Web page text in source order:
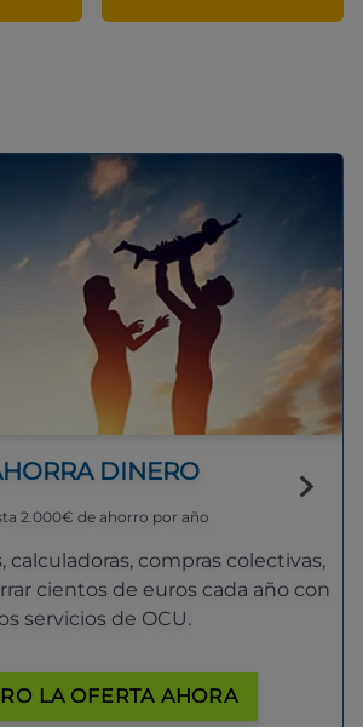
DINERO
2.000€ de ahorro por año
calculadoras, compras colectivas,
cientos de euros cada año con
servicios de OCU.
LA OFERTA AHORA